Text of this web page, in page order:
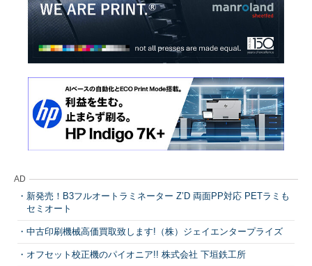
AD
新発売！B3フルオートラミネーター Z’D 両面PP対応 PETラミも
セミオート
中古印刷機械高価買取致します!（株）ジェイエンタープライズ
オフセット校正機のパイオニア!! 株式会社 下垣鉄工所